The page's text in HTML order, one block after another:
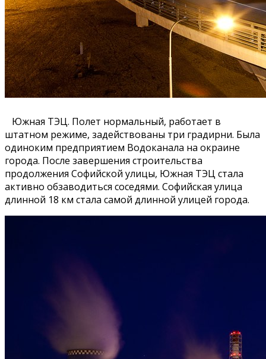
Южная ТЭЦ. Полет нормальный, работает в
штатном режиме, задействованы три градирни. Была
одиноким предприятием Водоканала на окраине
города. После завершения строительства
продолжения Софийской улицы, Южная ТЭЦ стала
активно обзаводиться соседями. Софийская улица
длинной 18 км стала самой длинной улицей города.